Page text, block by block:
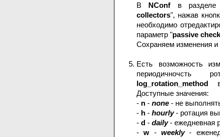
В NConf в
collectors", нажав
необходимо
параметр "passive
Сохраняем изменения
Есть возможность
периодичночсть
log_rotation_method
Доступные значения:
- n - none - не
- h - hourly- ротация
- d - daily- ежедневная
-w -weekly-